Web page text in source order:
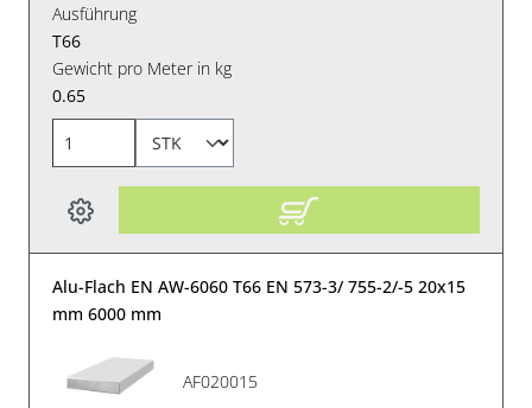
Ausführung
T66
Gewicht pro Meter in kg
0.65
Alu-Flach EN AW-6060 T66 EN 573-3/ 755-2/-5 20x15
mm 6000 mm
AF020015